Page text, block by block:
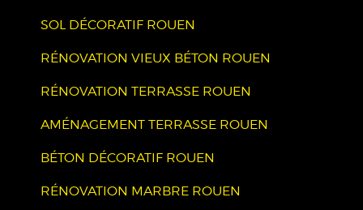
SOL DÉCORATIF ROUEN
RÉNOVATION VIEUX BÉTON ROUEN
RÉNOVATION TERRASSE ROUEN
AMÉNAGEMENT TERRASSE ROUEN
BÉTON DÉCORATIF ROUEN
RÉNOVATION MARBRE ROUEN